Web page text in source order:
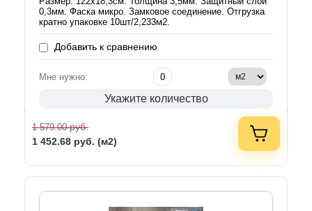
0,3мм. Фаска микро. Замковое соединение. Отгрузка
кратно упаковке 10шт/2,233м2.
Добавить к сравнению
Мне нужно:
Укажите количество
1 579.00руб.
1 452.68 руб. (м2)